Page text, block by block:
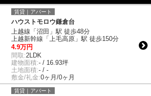
賃貸｜アパート
ハウストモロウ鎌倉台
上越線「沼田」駅 徒歩48分
上越新幹線「上毛高原」駅 徒歩150分
4.9万円
間取:2LDK
建物面積:- / 16.93坪
土地面積:- / -
敷金/礼金:0ヶ月/0ヶ月
賃貸｜アパート